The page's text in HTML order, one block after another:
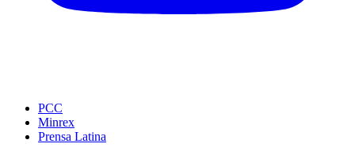
PCC
Minrex
Prensa Latina